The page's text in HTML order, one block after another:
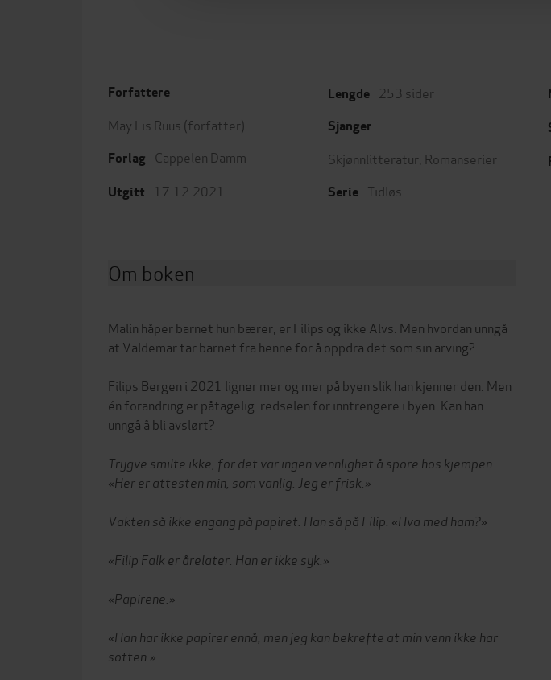
Forfattere
May Lis Ruus (forfatter)
Forlag Cappelen Damm
Utgitt 17.12.2021
Lengde 253 sider
Sjanger
Skjønnlitteratur Romanserier
Serie Tidløs
Om boken
Malin håper barnet hun bærer, er Filips og ikke Alvs. Men hvordan unngå
at Valdemar tar barnet fra henne for å oppdra det som sin arving?
Filips Bergen i 2021 ligner mer og mer på byen slik han kjenner den. Men
én forandring er påtagelig: redselen for inntrengere i byen. Kan han
unngå å bli avslørt?
Trygve smilte ikke, for det var ingen vennlighet å spore hos kjempen.
«Her er attesten min, som vanlig. Jeg er frisk.»
Vakten så ikke engang på papiret. Han så på Filip. «Hva med ham?»
«Filip Falk er årelater. Han er ikke syk.»
«Papirene.»
«Han har ikke papirer ennå, men jeg kan bekrefte at min venn ikke har
sotten.»